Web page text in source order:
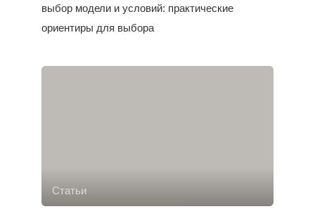
выбор модели и условий: практические
ориентиры для выбора
Статьи